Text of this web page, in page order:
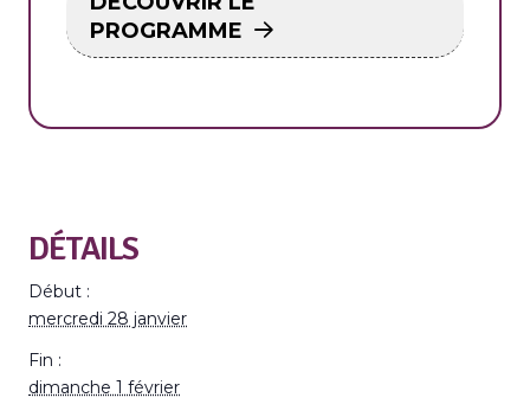
PROGRAMME
DÉTAILS
Début :
mercredi 28 janvier
Fin :
dimanche 1 février